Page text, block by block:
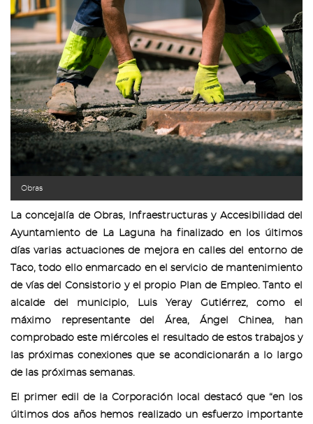
Obras
La concejalía de Obras, Infraestructuras y Accesibilidad del
Ayuntamiento de La Laguna ha finalizado en los últimos
días varias actuaciones de mejora en calles del entorno de
Taco, todo ello enmarcado en el servicio de mantenimiento
de vías del Consistorio y el propio Plan de Empleo. Tanto el
alcalde del municipio, Luis Yeray Gutiérrez, como el
máximo representante del Área, Ángel Chinea, han
comprobado este miércoles el resultado de estos trabajos y
las próximas conexiones que se acondicionarán a lo largo
de las próximas semanas.
El primer edil de la Corporación local destacó que “en los
últimos dos años hemos realizado un esfuerzo importante